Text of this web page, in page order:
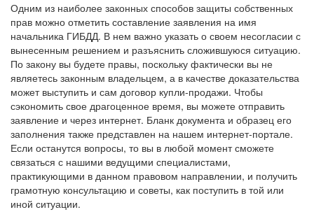
Одним из наиболее законных способов защиты собственных
прав можно отметить составление заявления на имя
начальника ГИБДД. В нем важно указать о своем несогласии с
вынесенным решением и разъяснить сложившуюся ситуацию.
По закону вы будете правы, поскольку фактически вы не
являетесь законным владельцем, а в качестве доказательства
может выступить и сам договор купли-продажи. Чтобы
сэкономить свое драгоценное время, вы можете отправить
заявление и через интернет. Бланк документа и образец его
заполнения также представлен на нашем интернет-портале.
Если останутся вопросы, то вы в любой момент сможете
связаться с нашими ведущими специалистами,
практикующими в данном правовом направлении, и получить
грамотную консультацию и советы, как поступить в той или
иной ситуации.